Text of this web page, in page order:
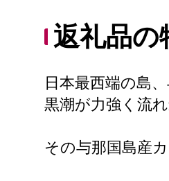
返礼品の
日本最西端の島、
黒潮が力強く流
その与那国島産